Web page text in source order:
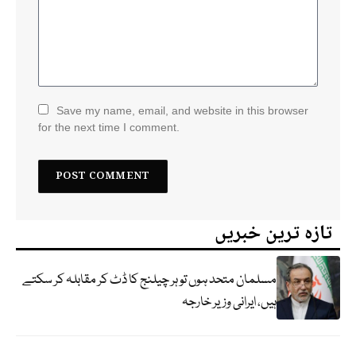
Save my name, email, and website in this browser
for the next time I comment.
تازہ ترین خبریں
مسلمان متحد ہوں تو ہر چیلنج کا ڈٹ کر مقابلہ کر سکتے
ہیں، ایرانی وزیر خارجہ